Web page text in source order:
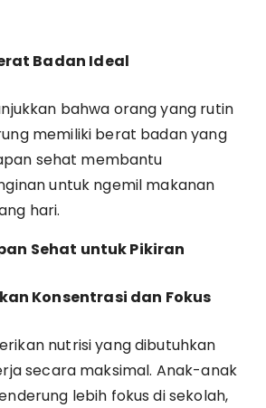
Badan Ideal
bahwa orang yang rutin
memiliki berat badan yang
sehat membantu
untuk ngemil makanan
hari.
Sehat untuk Pikiran
Konsentrasi dan Fokus
nutrisi yang dibutuhkan
secara maksimal. Anak-anak
lebih fokus di sekolah,